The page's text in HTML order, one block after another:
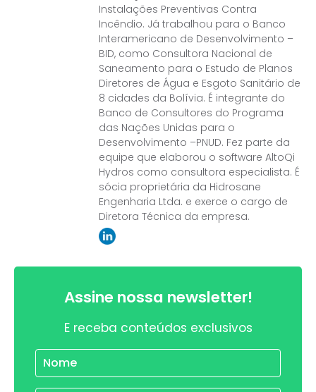
Instalações Preventivas Contra
Incêndio. Já trabalhou para o Banco
Interamericano de Desenvolvimento –
BID, como Consultora Nacional de
Saneamento para o Estudo de Planos
Diretores de Água e Esgoto Sanitário de
8 cidades da Bolívia. É integrante do
Banco de Consultores do Programa
das Nações Unidas para o
Desenvolvimento –PNUD. Fez parte da
equipe que elaborou o software AltoQi
Hydros como consultora especialista. É
sócia proprietária da Hidrosane
Engenharia Ltda. e exerce o cargo de
Diretora Técnica da empresa.
Assine nossa newsletter!
E receba conteúdos exclusivos